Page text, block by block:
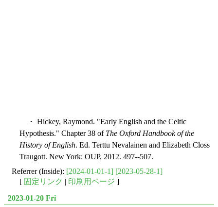
・ Hickey, Raymond. "Early English and the Celtic
Hypothesis." Chapter 38 of The Oxford Handbook of the
History of English. Ed. Terttu Nevalainen and Elizabeth Closs
Traugott. New York: OUP, 2012. 497--507.
Referrer (Inside): [2024-01-01-1] [2023-05-28-1]
[ 固定リンク | 印刷用ページ ]
2023-01-20 Fri